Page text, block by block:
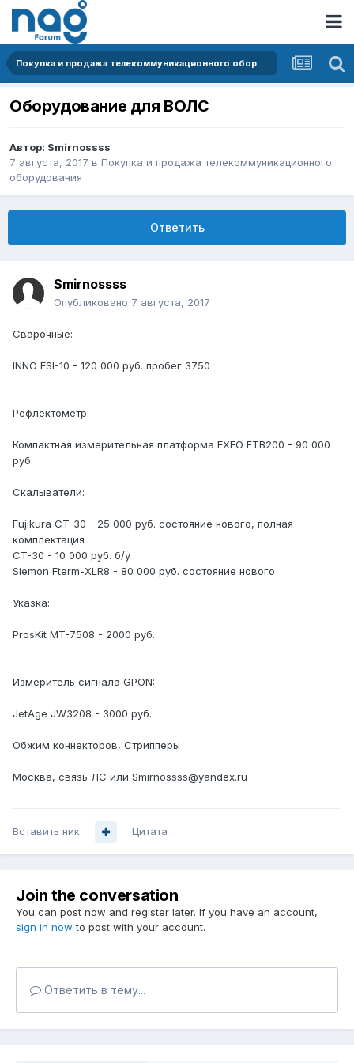
Покупка и продажа телекоммуникационного оборудования
Оборудование для ВОЛС
Автор: Smirnossss
7 августа, 2017 в Покупка и продажа телекоммуникационного
оборудования
Ответить
Smirnossss
Опубликовано 7 августа, 2017
Сварочные:
INNO FSI-10 - 120 000 руб. пробег 3750
Рефлектометр:
Компактная измерительная платформа EXFO FTB200 - 90 000
руб.
Скалыватели:
Fujikura CT-30 - 25 000 руб. состояние нового, полная
комплектация
CT-30 - 10 000 руб. б/у
Siemon Fterm-XLR8 - 80 000 руб. состояние нового
Указка:
ProsKit MT-7508 - 2000 руб.
Измеритель сигнала GPON:
JetAge JW3208 - 3000 руб.
Обжим коннекторов, Стрипперы
Москва, связь ЛС или Smirnossss@yandex.ru
Вставить ник Цитата
Join the conversation
You can post now and register later. If you have an account,
sign in now to post with your account.
Ответить в тему...